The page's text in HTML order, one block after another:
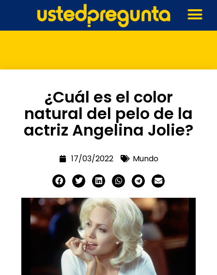
¿Cuál es el color
natural del pelo de la
actriz Angelina Jolie?
17/03/2022 Mundo